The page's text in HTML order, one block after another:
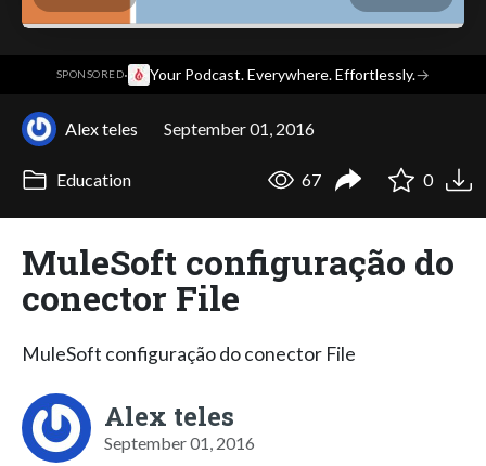
SPONSORED· Your Podcast. Everywhere. Effortlessly.→
Alex teles September 01, 2016
Education 67 0
MuleSoft configuração do
conector File
MuleSoft configuração do conector File
Alex teles
September 01, 2016